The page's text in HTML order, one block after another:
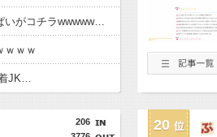
【画像】村重杏奈さん(30)のお〇ぱいがコチラwwwwwwwwwwww
ｗｗｗ
着JK…
206
20